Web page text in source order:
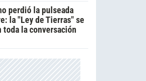
perdió la pulseada
la "Ley de Tierras" se
toda la conversación